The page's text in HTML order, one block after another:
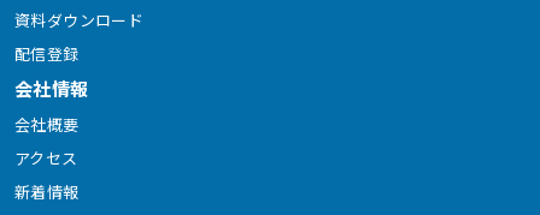
資料ダウンロード
配信登録
会社情報
会社概要
アクセス
新着情報